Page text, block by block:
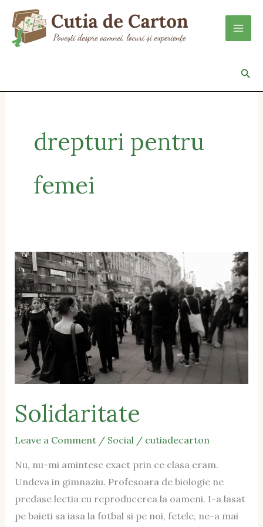
content
drepturi pentru
femei
Solidaritate
Leave a Comment / Social / cutiadecarton
Nu, nu-mi amintesc exact prin ce clasa eram.
Undeva in gimnaziu. Profesoara de biologie ne
predase lectia cu reproducerea la oameni. I-a lasat
pe baieti sa iasa la fotbal si pe noi, fetele, ne-a mai
Solidaritate